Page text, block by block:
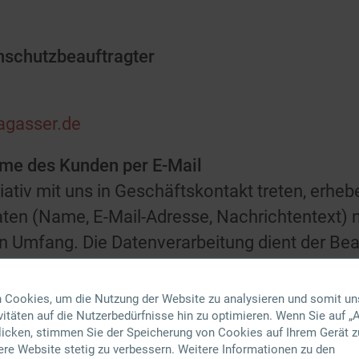
des Kunden per E-Mail
mit uns in Geschäftskontakt treten,
(Name, E-Mail-Adresse, Nachrichtentext)
Umfang. Die Datenverarbeitung dient der
Wenn die Kontaktaufnahme der
(bspw. Beratung bei Kaufinteresse,
Ihnen und uns geschlossenen Vertrag
des Art. 6 Abs. 1 lit. b DSGVO.
Cookies, um die Nutzung der Website zu analysieren und somit
auf die Nutzerbedürfnisse hin zu optimieren. Wenn Sie auf
stimmen Sie der Speicherung von Cookies auf Ihrem Gerät
Website stetig zu verbessern. Weitere Informationen zu den